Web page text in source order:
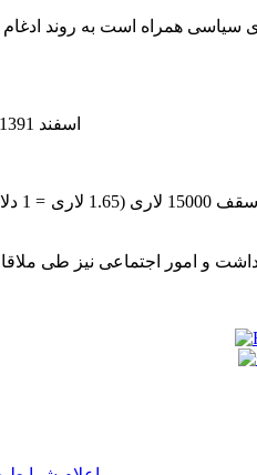
سیاسی همراه است به روند
10 اسفند 1391
طرح